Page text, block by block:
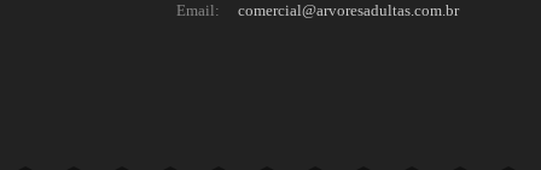
Email: comercial@arvoresadultas.com.br